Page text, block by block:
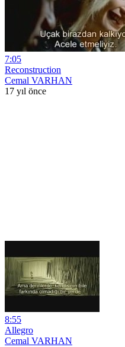
7:05
Reconstruction
Cemal VARHAN
17 yıl önce
8:55
Allegro
Cemal VARHAN